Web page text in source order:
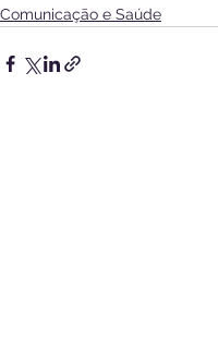
Comunicação e Saúde